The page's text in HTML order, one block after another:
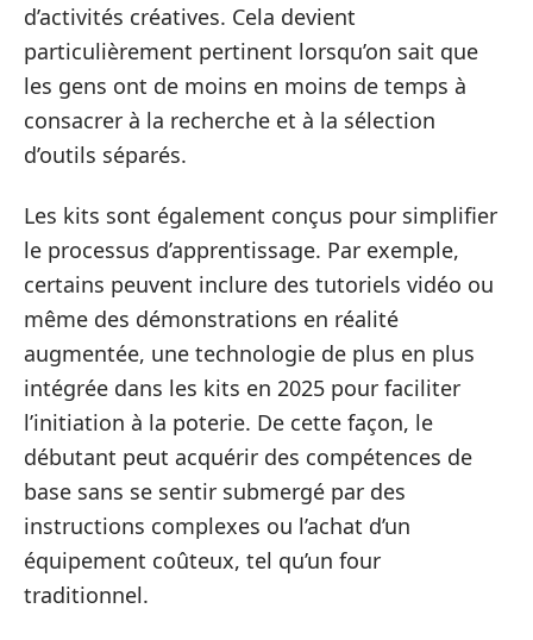
d’activités créatives. Cela devient
particulièrement pertinent lorsqu’on sait que
les gens ont de moins en moins de temps à
consacrer à la recherche et à la sélection
d’outils séparés.
Les kits sont également conçus pour simplifier
le processus d’apprentissage. Par exemple,
certains peuvent inclure des tutoriels vidéo ou
même des démonstrations en réalité
augmentée, une technologie de plus en plus
intégrée dans les kits en 2025 pour faciliter
l’initiation à la poterie. De cette façon, le
débutant peut acquérir des compétences de
base sans se sentir submergé par des
instructions complexes ou l’achat d’un
équipement coûteux, tel qu’un four
traditionnel.